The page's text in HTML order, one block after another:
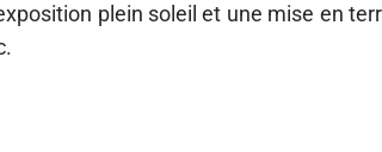
plein soleil et une mise en